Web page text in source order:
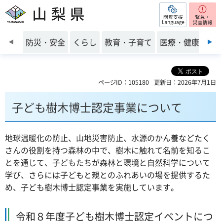
山梨県 閲覧支援
前のスライドを表示
防災・安全 くらし 教育・子育て 医療・健康・福
ページID：105180 更新日：2026年7月1日
子ども樹木博士認定事業について
地球温暖化の防止、山地災害防止、水源のかん養などたく
さんの役割を持つ森林の中で、樹木に触れて名前を知るこ
とを通じて、子どもたちが森林と環境と自然科学について
学び、さらには子どもと親とのふれあいの場を提供するた
め、子ども樹木博士認定事業を実施しています。
令和８年度子ども樹木博士認定イベントにつ